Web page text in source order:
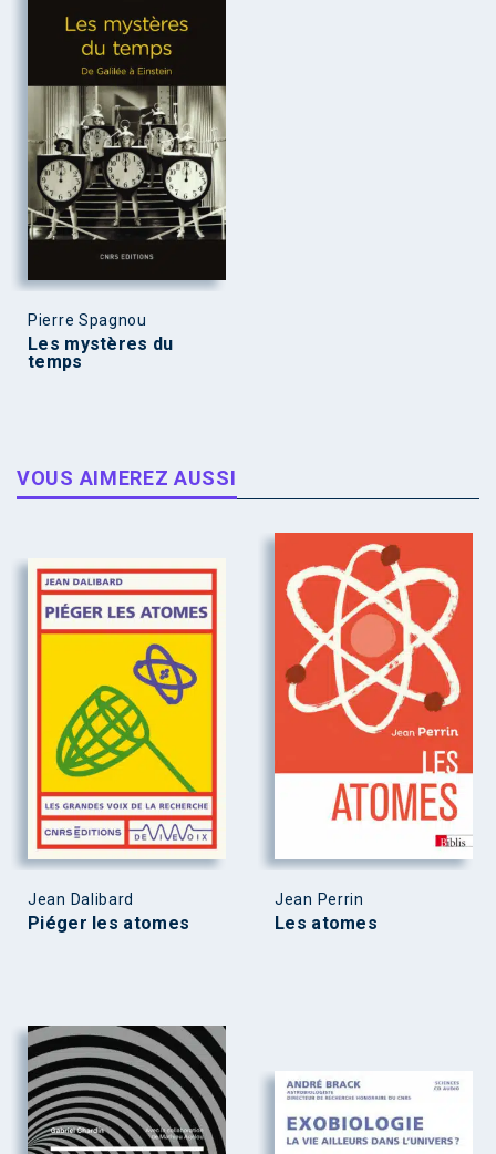
Pierre Spagnou
Les mystères du
temps
VOUS AIMEREZ AUSSI
Jean Dalibard
Piéger les atomes
Jean Perrin
Les atomes